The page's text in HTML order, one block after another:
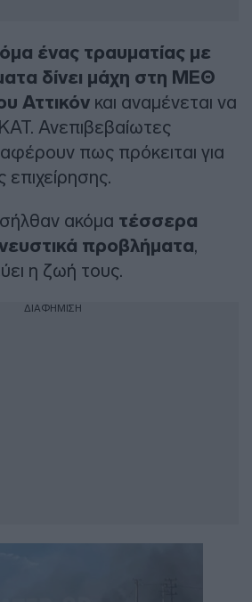
ένας τραυματίας με
δίνει μάχη στη ΜΕΘ
Αττικόν και αναμένεται να
Ανεπιβεβαίωτες
πως πρόκειται για
επιχείρησης.
ακόμα τέσσερα
προβλήματα,
η ζωή τους.
ΔΙΑΦΗΜΙΣΗ